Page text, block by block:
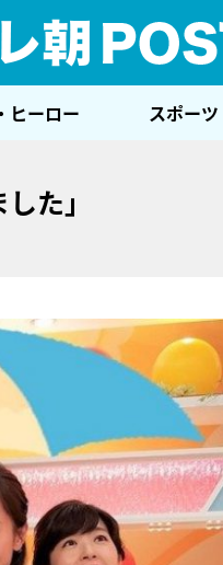
ヒーロー スポーツ
た」